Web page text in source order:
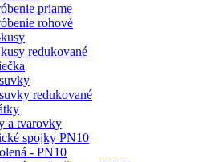
priame
rohové
redukované
redukované
a tvarovky
spojky PN10
- PN10